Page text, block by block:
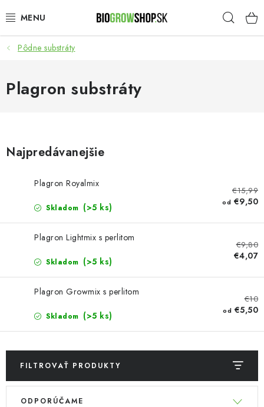
na
PESTOVANIE
HEADSHOP
50% ZĽAVA NA SEMENÁ
Platba a dodanie
Podmienky ochrany osobných údajov
Obchodné podmienky
Formulár na odstúpenie od zmluvy
Odstúpenie od zmluvy online
Pôdne substráty
Plagron substráty
Najpredávanejšie
Plagron Royalmix
Skladom (>5 ks)
€15,99
od €9,50
Plagron Lightmix s perlitom
Skladom (>5 ks)
€9,80
€4,07
Plagron Growmix s perlitom
Skladom (>5 ks)
€10
od €5,50
FILTROVAŤ PRODUKTY
V
R
ODPORÚČAME